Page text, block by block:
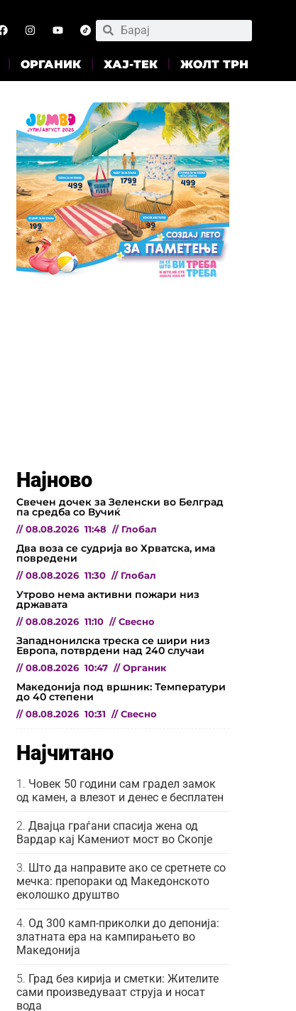
ОРГАНИК ХАЈ-ТЕК ЖОЛТ ТРН
Најново
Свечен дочек за Зеленски во Белград
па средба со Вучиќ
// 08.08.2026 11:48 // Глобал
Два воза се судрија во Хрватска, има
повредени
// 08.08.2026 11:30 // Глобал
Утрово нема активни пожари низ
државата
// 08.08.2026 11:10 // Свесно
Западнонилска треска се шири низ
Европа, потврдени над 240 случаи
// 08.08.2026 10:47 // Органик
Македонија под вршник: Температури
до 40 степени
// 08.08.2026 10:31 // Свесно
Најчитано
Човек 50 години сам градел замок
од камен, а влезот и денес е бесплатен
Двајца граѓани спасија жена од
Вардар кај Камениот мост во Скопје
Што да направите ако се сретнете со
мечка: препораки од Македонското
еколошко друштво
Од 300 камп-приколки до депонија:
златната ера на кампирањето во
Македонија
Град без кирија и сметки: Жителите
сами произведуваат струја и носат
вода